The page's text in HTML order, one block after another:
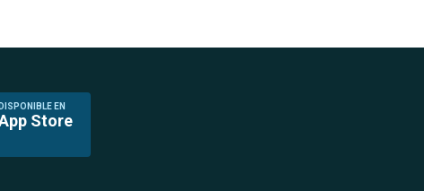
DISPONIBLE EN
Store